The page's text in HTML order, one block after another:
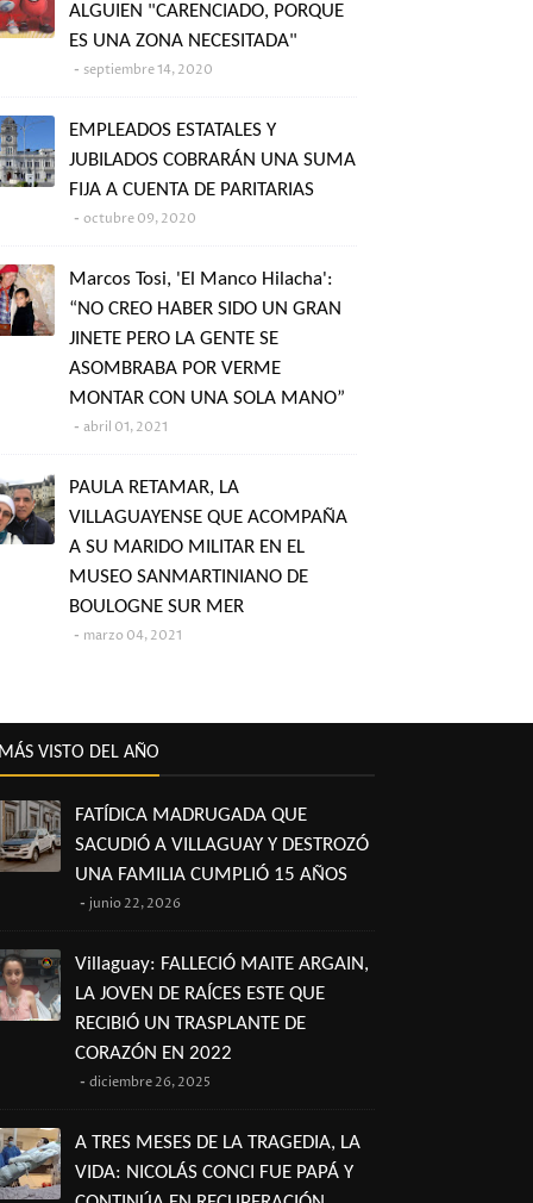
ALGUIEN "CARENCIADO, PORQUE
ES UNA ZONA NECESITADA"
septiembre 14, 2020
EMPLEADOS ESTATALES Y
JUBILADOS COBRARÁN UNA SUMA
FIJA A CUENTA DE PARITARIAS
octubre 09, 2020
Marcos Tosi, 'El Manco Hilacha':
“NO CREO HABER SIDO UN GRAN
JINETE PERO LA GENTE SE
ASOMBRABA POR VERME
MONTAR CON UNA SOLA MANO”
abril 01, 2021
PAULA RETAMAR, LA
VILLAGUAYENSE QUE ACOMPAÑA
A SU MARIDO MILITAR EN EL
MUSEO SANMARTINIANO DE
BOULOGNE SUR MER
marzo 04, 2021
VISTO DEL AÑO
FATÍDICA MADRUGADA QUE
SACUDIÓ A VILLAGUAY Y DESTROZÓ
UNA FAMILIA CUMPLIÓ 15 AÑOS
junio 22, 2026
Villaguay: FALLECIÓ MAITE ARGAIN,
LA JOVEN DE RAÍCES ESTE QUE
RECIBIÓ UN TRASPLANTE DE
CORAZÓN EN 2022
diciembre 26, 2025
A TRES MESES DE LA TRAGEDIA, LA
VIDA: NICOLÁS CONCI FUE PAPÁ Y